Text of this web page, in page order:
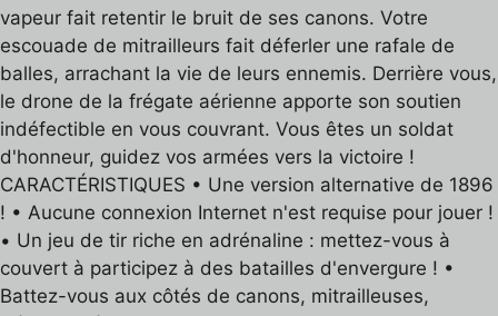
vapeur fait retentir le bruit de ses canons. Votre
escouade de mitrailleurs fait déferler une rafale de
balles, arrachant la vie de leurs ennemis. Derrière vous,
le drone de la frégate aérienne apporte son soutien
indéfectible en vous couvrant. Vous êtes un soldat
d'honneur, guidez vos armées vers la victoire !
CARACTÉRISTIQUES • Une version alternative de 1896
! • Aucune connexion Internet n'est requise pour jouer !
• Un jeu de tir riche en adrénaline : mettez-vous à
couvert à participez à des batailles d'envergure ! •
Battez-vous aux côtés de canons, mitrailleuses,